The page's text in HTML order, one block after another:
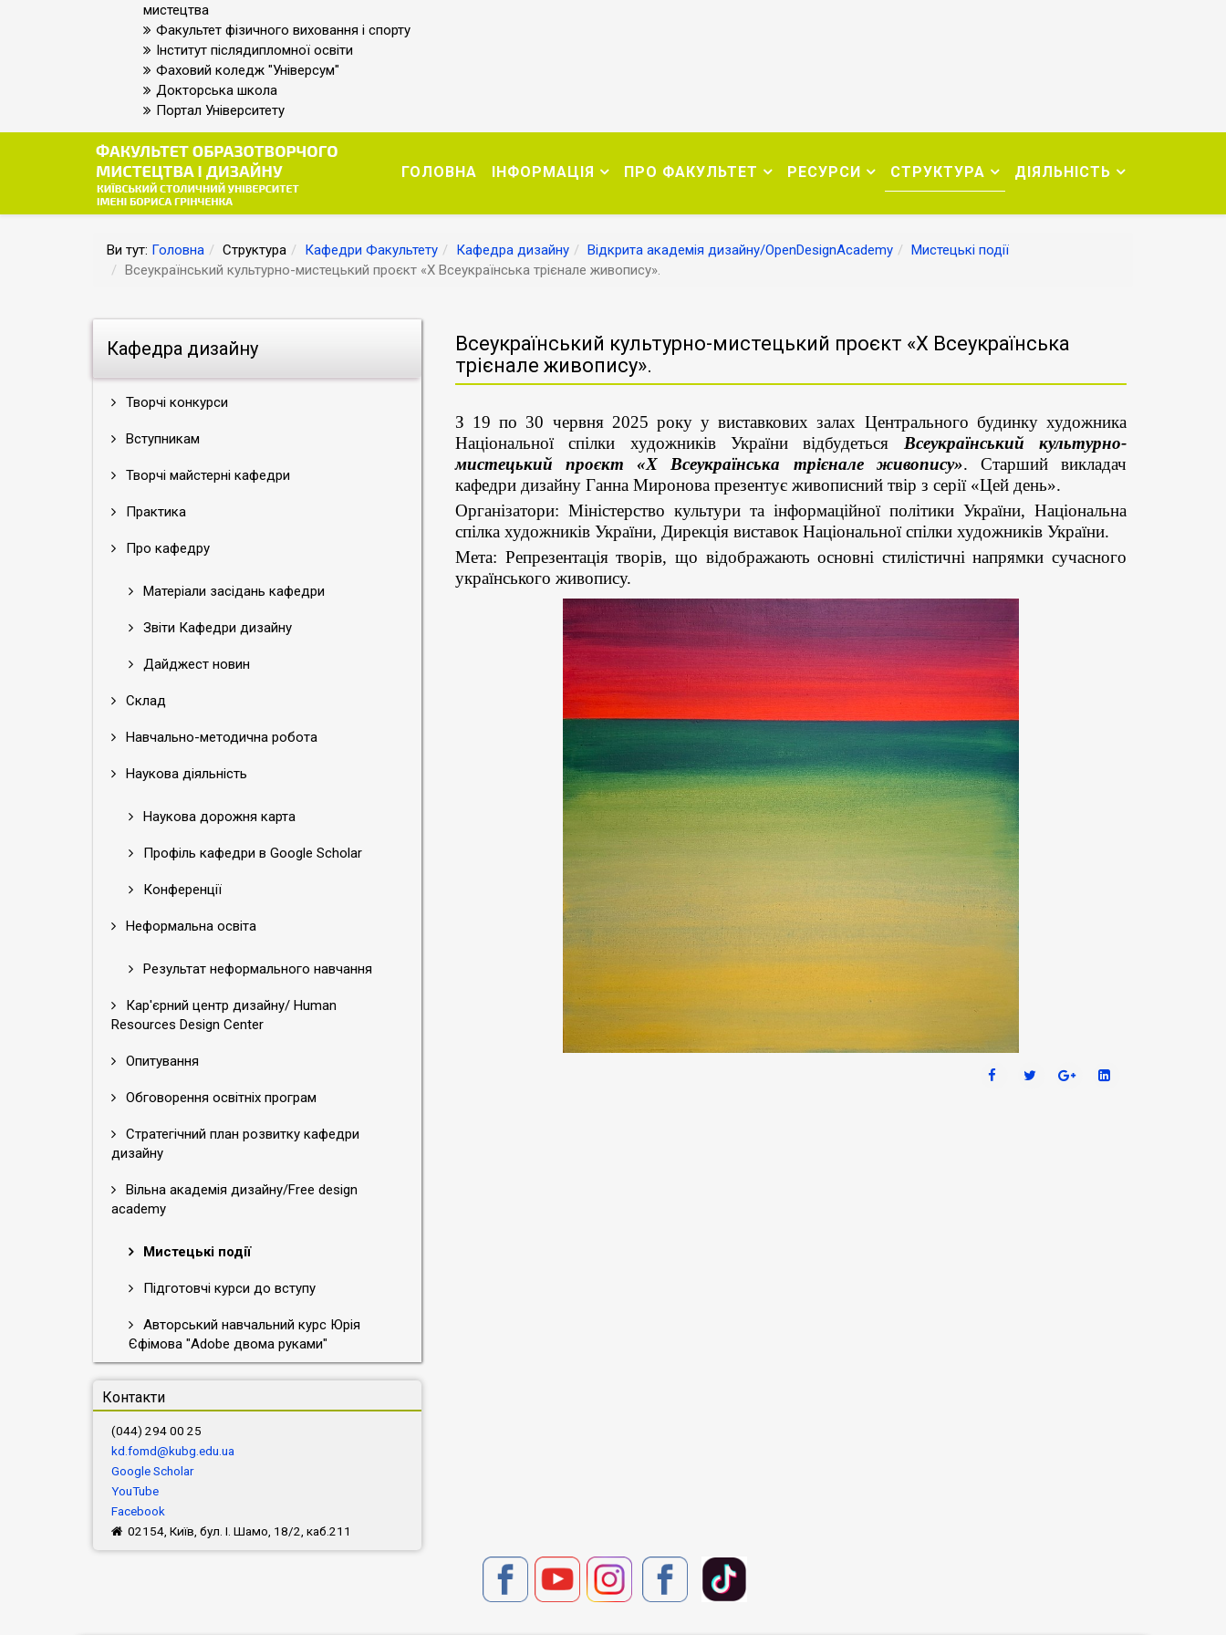
мистецтва
Факультет фізичного виховання і спорту
Інститут післядипломної освіти
Фаховий коледж "Універсум"
Докторська школа
Портал Університету
ГОЛОВНА ІНФОРМАЦІЯ ПРО ФАКУЛЬТЕТ РЕСУРСИ СТРУКТУРА ДІЯЛЬНІСТЬ
Ви тут: Головна Структура Кафедри Факультету Кафедра дизайну Відкрита академія дизайну/OpenDesignAcademy
Мистецькі події
Всеукраїнський культурно-мистецький проєкт «Х Всеукраїнська трієнале живопису».
Кафедра дизайну
Творчі конкурси
Вступникам
Творчі майстерні кафедри
Практика
Про кафедру
Матеріали засідань кафедри
Звіти Кафедри дизайну
Дайджест новин
Склад
Навчально-методична робота
Наукова діяльність
Наукова дорожня карта
Профіль кафедри в Google Scholar
Конференції
Неформальна освіта
Результат неформального навчання
Кар'єрний центр дизайну/ Human
Resources Design Center
Опитування
Обговорення освітніх програм
Стратегічний план розвитку кафедри
дизайну
Вільна академія дизайну/Free design
academy
Мистецькі події
Підготовчі курси до вступу
Авторський навчальний курс Юрія
Єфімова "Adobe двома руками"
Контакти
(044) 294 00 25
kd.fomd@kubg.edu.ua
Google Scholar
YouTube
Facebook
02154, Київ, бул. І. Шамо, 18/2, каб.211
Всеукраїнський культурно-мистецький проєкт «Х Всеукраїнська
трієнале живопису».
З 19 по 30 червня 2025 року у виставкових залах Центрального будинку художника
Національної спілки художників України відбудеться Всеукраїнський культурно-
мистецький проєкт «Х Всеукраїнська трієнале живопису». Старший викладач
кафедри дизайну Ганна Миронова презентує живописний твір з серії «Цей день».
Організатори: Міністерство культури та інформаційної політики України, Національна
спілка художників України, Дирекція виставок Національної спілки художників України.
Мета: Репрезентація творів, що відображають основні стилістичні напрямки сучасного
українського живопису.